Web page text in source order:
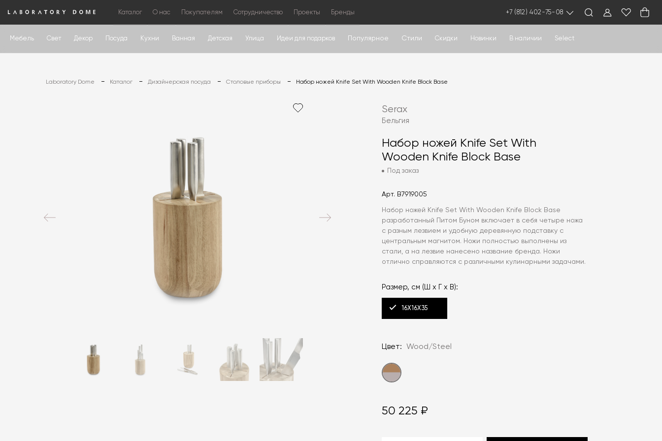
Каталог О нас Покупателям Сотрудничество Проекты Бренды +7 (812) 402-75-08
Мебель Свет Декор Посуда Кухни Ванная Детская Улица Идеи для подарков Популярное Стили Скидки Новинки В наличии Select
Laboratory Dome Каталог Дизайнерская посуда Столовые приборы Набор ножей Knife Set With Wooden Knife Block Base
Serax
Бельгия
Набор ножей Knife Set With
Wooden Knife Block Base
Под заказ
Арт. B7919005
Набор ножей Knife Set With Wooden Knife Block Base
разработанный Питом Буном включает в себя четыре ножа
с разным лезвием и удобную деревянную подставку с
центральным магнитом. Ножи полностью выполнены из
стали, а на лезвие нанесено название бренда. Ножи
отлично справляются с различными кулинарными задачами.
Размер, см (Ш х Г х В):
16Х16Х35
Цвет: Wood/Steel
50 225 ₽